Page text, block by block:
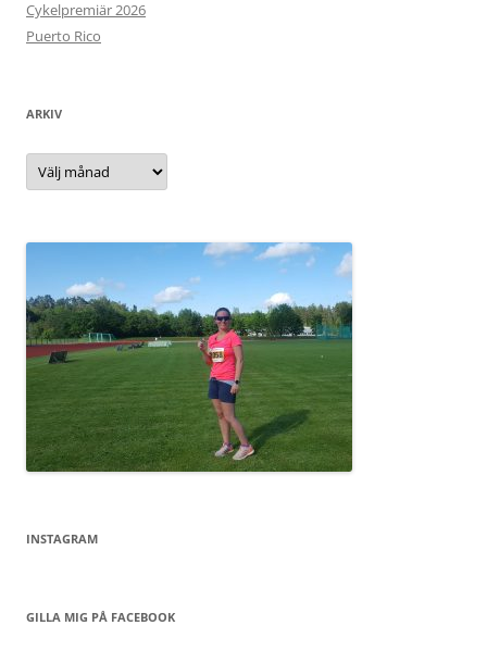
Cykelpremiär 2026
Puerto Rico
ARKIV
Arkiv
INSTAGRAM
GILLA MIG PÅ FACEBOOK